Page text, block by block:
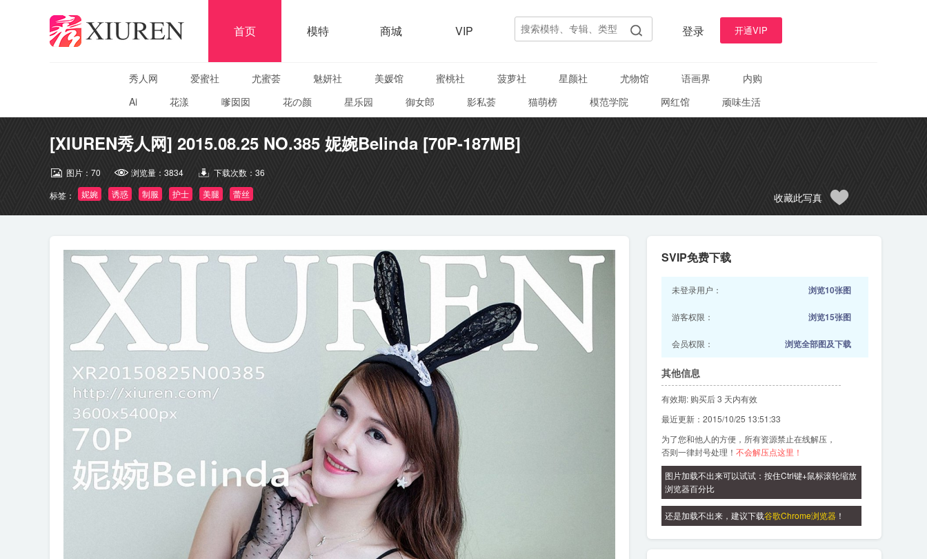
首页 模特 商城 VIP 登录 开通VIP
秀人网 爱蜜社 尤蜜荟 魅妍社 美媛馆 蜜桃社 菠萝社 星颜社 尤物馆 语画界
内购
Ai
花漾 嗲囡囡 花の颜 星乐园 御女郎 影私荟 猫萌榜 模范学院 网红馆 顽味生活
[XIUREN秀人网] 2015.08.25 NO.385 妮婉Belinda [70P-187MB]
图片： 70 浏览量： 3834 下载次数： 36
标签：
妮婉 诱惑 制服 护士 美腿 蕾丝 收藏此写真
SVIP免费下载
未登录用户： 浏览10张图
游客权限： 浏览15张图
会员权限： 浏览全部图及下载
其他信息
有效期: 购买后 3 天内有效
最近更新：2015/10/25 13:51:33
为了您和他人的方便，所有资源禁止在线解压，
否则一律封号处理！ 不会解压点这里！
图片加载不出来可以试试：按住Ctrl键+鼠标滚轮缩放
浏览器百分比
还是加载不出来，建议下载谷歌Chrome浏览器 ！